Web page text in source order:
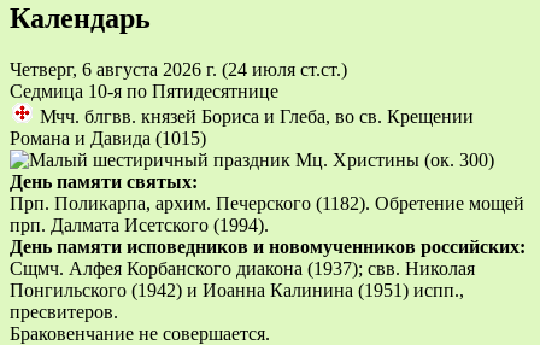
Календарь
Четверг, 6 августа 2026 г. (24 июля ст.ст.)
Седмица 10-я по Пятидесятнице
Мчч. блгвв. князей Бориса и Глеба, во св. Крещении
Романа и Давида (1015)
Мц. Христины (ок. 300)
День памяти святых:
Прп. Поликарпа, архим. Печерского (1182). Обретение мощей
прп. Далмата Исетского (1994).
День памяти исповедников и новомученников российских:
Сщмч. Алфея Корбанского диакона (1937); свв. Николая
Понгильского (1942) и Иоанна Калинина (1951) испп.,
пресвитеров.
Браковенчание не совершается.